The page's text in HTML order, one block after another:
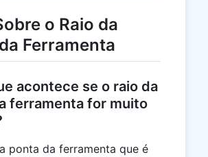
o Raio da
Ferramenta
acontece se o raio da
ferramenta for muito
ponta da ferramenta que é